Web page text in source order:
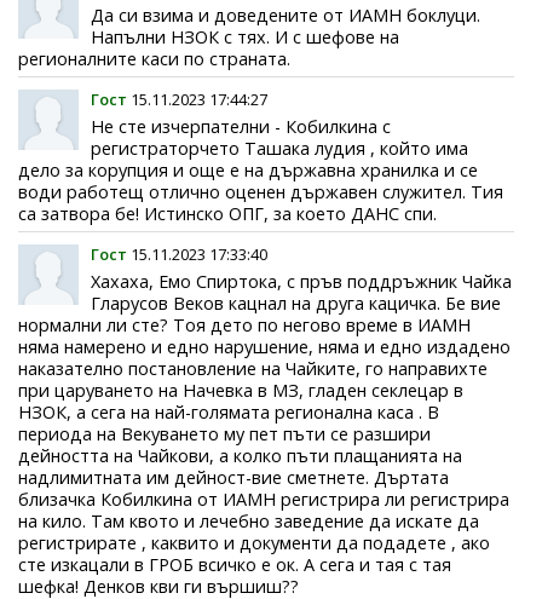
Да си взима и доведените от ИАМН боклуци.
Напълни НЗОК с тях. И с шефове на
регионалните каси по страната.
Гост 15.11.2023 17:44:27
Не сте изчерпателни - Кобилкина с
регистраторчето Ташака лудия , който има
дело за корупция и още е на държавна хранилка и се
води работещ отлично оценен държавен служител. Тия
са затвора бе! Истинско ОПГ, за което ДАНС спи.
Гост 15.11.2023 17:33:40
Хахаха, Емо Спиртока, с пръв поддръжник Чайка
Гларусов Веков кацнал на друга кацичка. Бе вие
нормални ли сте? Тоя дето по негово време в ИАМН
няма намерено и едно нарушение, няма и едно издадено
наказателно постановление на Чайките, го направихте
при царуването на Начевка в МЗ, гладен секлецар в
НЗОК, а сега на най-голямата регионална каса . В
периода на Векуването му пет пъти се разшири
дейността на Чайкови, а колко пъти плащанията на
надлимитната им дейност-вие сметнете. Дъртата
близачка Кобилкина от ИАМН регистрира ли регистрира
на кило. Там квото и лечебно заведение да искате да
регистрирате , каквито и документи да подадете , ако
сте изкацали в ГРОБ всичко е ок. А сега и тая с тая
шефка! Денков кви ги вършиш??